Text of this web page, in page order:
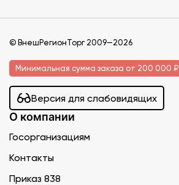
© ВнешРегионТорг 2009—2026
Минимальная сумма заказа от 200 000 ₽
Версия для слабовидящих
О компании
Госорганизациям
Контакты
Приказ 838